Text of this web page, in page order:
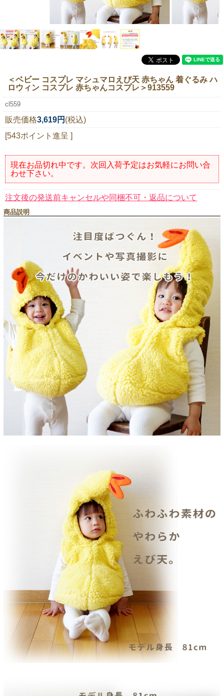
＜ベビー コスプレ マシュマロえび天 赤ちゃん 着ぐるみ ハ
ロウィン コスプレ 赤ちゃんコスプレ＞913559
cl559
販売価格3,619円 (税込)
[543ポイント進呈 ]
現在お品切れ中です。次回入荷予定はお気軽にお問い合
わせ下さい。
注文後の発送前キャンセルや同梱不可・返品について
商品説明
レビューを見る
ブログ
ニュースレター購読
当店は持続可能な開発目標「SDGs」を推進しています。